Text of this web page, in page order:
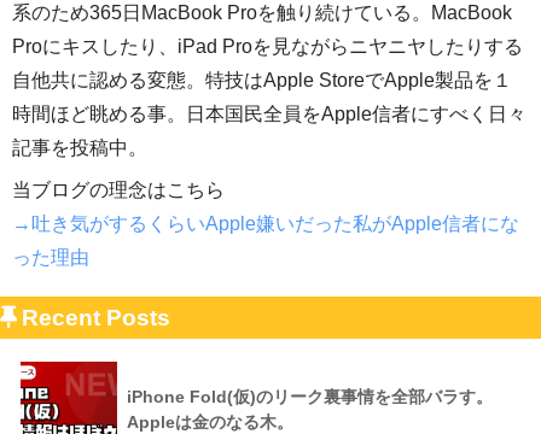
系のため365日MacBook Proを触り続けている。MacBook
Proにキスしたり、iPad Proを見ながらニヤニヤしたりする
自他共に認める変態。特技はApple StoreでApple製品を１
時間ほど眺める事。日本国民全員をApple信者にすべく日々
記事を投稿中。
当ブログの理念はこちら
→吐き気がするくらいApple嫌いだった私がApple信者にな
った理由
Recent Posts
iPhone Fold(仮)のリーク裏事情を全部バラす。
Appleは金のなる木。